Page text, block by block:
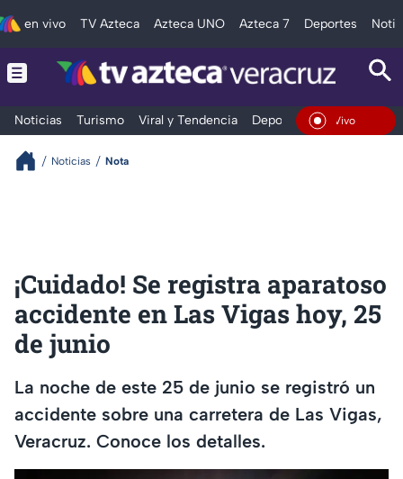
en vivo TV Azteca Azteca UNO Azteca 7 Deportes
Noticias Turismo Viral y Tendencia Deportes Espectáculos
En Vivo
Noticias Nota
¡Cuidado! Se registra aparatoso
accidente en Las Vigas hoy, 25
de junio
La noche de este 25 de junio se registró un
accidente sobre una carretera de Las Vigas,
Veracruz. Conoce los detalles.